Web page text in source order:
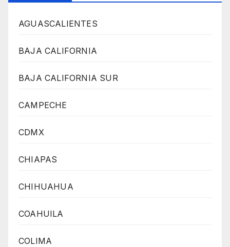
AGUASCALIENTES
BAJA CALIFORNIA
BAJA CALIFORNIA SUR
CAMPECHE
CDMX
CHIAPAS
CHIHUAHUA
COAHUILA
COLIMA